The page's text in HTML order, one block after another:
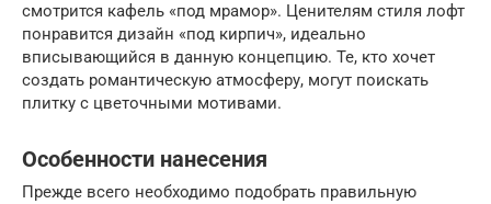
смотрится кафель «под мрамор». Ценителям стиля лофт
понравится дизайн «под кирпич», идеально
вписывающийся в данную концепцию. Те, кто хочет
создать романтическую атмосферу, могут поискать
плитку с цветочными мотивами.
Особенности нанесения
Прежде всего необходимо подобрать правильную